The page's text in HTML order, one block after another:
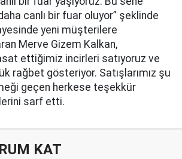
canlı bir fuar oluyor” şeklinde
yeni müşterilere
Merve Gizem Kalkan,
ettiğimiz incirleri satıyoruz ve
rağbet gösteriyor. Satışlarımız şu
geçen herkese teşekkür
sarf etti.
KAT